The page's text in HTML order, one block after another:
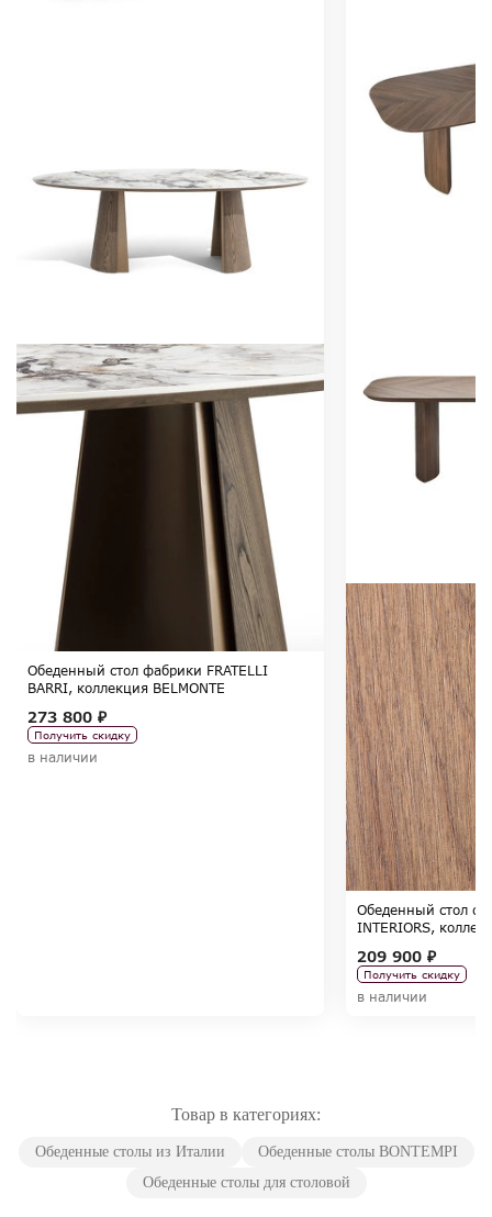
Обеденный стол фабрики FRATELLI
BARRI, коллекция BELMONTE
273 800 ₽
Получить скидку
в наличии
Обеденный стол
INTERIORS,
209 900 ₽
Получить скидку
в наличии
Товар в категориях:
Обеденные столы из Италии
Обеденные столы BONTEMPI
Обеденные столы для столовой